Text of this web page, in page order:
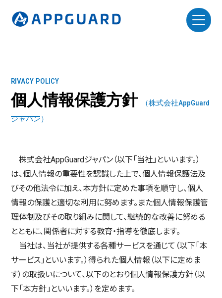
はリストにしてください 必要でしたらCSSもお願いします。
RIVACY POLICY
個人情報保護方針
（株式会社AppGuard
ジャパン）
株式会社AppGuardジャパン（以下「当社」といいます。）
は、個人情報の重要性を認識した上で、個人情報保護法及
びその他法令に加え、本方針に定めた事項を順守し、個人
情報の保護と適切な利用に努めます。また個人情報保護管
理体制及びその取り組みに関して、継続的な改善に努める
とともに、関係者に対する教育・指導を徹底します。
当社は、当社が提供する各種サービスを通じて（以下「本
サービス」といいます。）得られた個人情報（以下に定めま
す）の取扱いについて、以下のとおり個人情報保護方針（以
下「本方針」といいます。）を定めます。